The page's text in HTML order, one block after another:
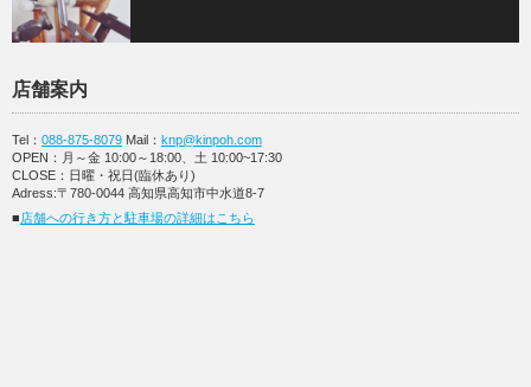
店舗案内
Tel： 088-875-8079 Mail： knp@kinpoh.com
OPEN：月～金 10:00～18:00、土 10:00~17:30
CLOSE：日曜・祝日(臨休あり)
Adress:〒780-0044 高知県高知市中水道8-7
■店舗への行き方と駐車場の詳細はこちら